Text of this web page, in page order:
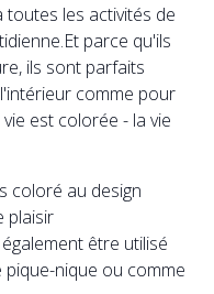
toutes les activités de
parce qu'ils
ils sont parfaits
comme pour
est colorée - la vie
coloré au design
plaisir
être utilisé
nique ou comme